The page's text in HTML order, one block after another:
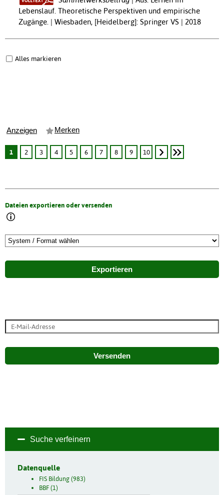
Lebenslauf. Theoretische Perspektiven und empirische
Zugänge. | Wiesbaden, [Heidelberg]: Springer VS | 2018
Alles markieren
Anzeigen Merken
1 2 3 4 5 6 7 8 9 10
Dateien exportieren oder versenden
Exportieren
Versenden
Suche verfeinern
Datenquelle
FIS Bildung (983)
BBF (1)